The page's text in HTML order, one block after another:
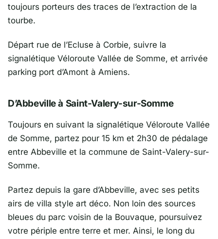
toujours porteurs des traces de l’extraction de la
tourbe.
Départ rue de l’Ecluse à Corbie, suivre la
signalétique Véloroute Vallée de Somme, et arrivée
parking port d’Amont à Amiens.
D’Abbeville à Saint-Valery-sur-Somme
Toujours en suivant la signalétique Véloroute Vallée
de Somme, partez pour 15 km et 2h30 de pédalage
entre Abbeville et la commune de Saint-Valery-sur-
Somme.
Partez depuis la gare d’Abbeville, avec ses petits
airs de villa style art déco. Non loin des sources
bleues du parc voisin de la Bouvaque, poursuivez
votre périple entre terre et mer. Ainsi, le long du